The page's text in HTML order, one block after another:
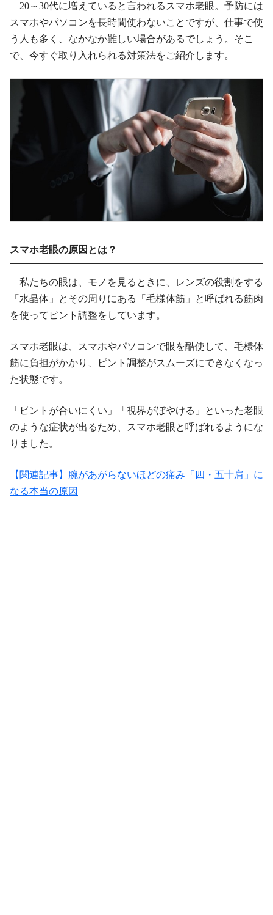
20～30代に増えていると言われるスマホ老眼。予防には
スマホやパソコンを長時間使わないことですが、仕事で使
う人も多く、なかなか難しい場合があるでしょう。そこ
で、今すぐ取り入れられる対策法をご紹介します。
スマホ老眼の原因とは？
私たちの眼は、モノを見るときに、レンズの役割をする
「水晶体」とその周りにある「毛様体筋」と呼ばれる筋肉
を使ってピント調整をしています。
スマホ老眼は、スマホやパソコンで眼を酷使して、毛様体
筋に負担がかかり、ピント調整がスムーズにできなくなっ
た状態です。
「ピントが合いにくい」「視界がぼやける」といった老眼
のような症状が出るため、スマホ老眼と呼ばれるようにな
りました。
【関連記事】腕があがらないほどの痛み「四・五十肩」に
なる本当の原因